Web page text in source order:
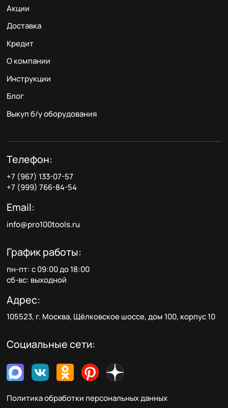
Акции
Доставка
Кредит
О компании
Инструкции
Блог
Выкуп б/у оборудования
Телефон:
+7 (967) 133-07-57
+7 (999) 766-84-54
Email:
info@pro100tools.ru
График работы:
пн-пт: с 09:00 до 18:00
сб-вс: выходной
Адрес:
105523, г. Москва, Щёлковское шоссе, дом 100, корпус 10
Социальные сети:
Политика обработки персональных данных